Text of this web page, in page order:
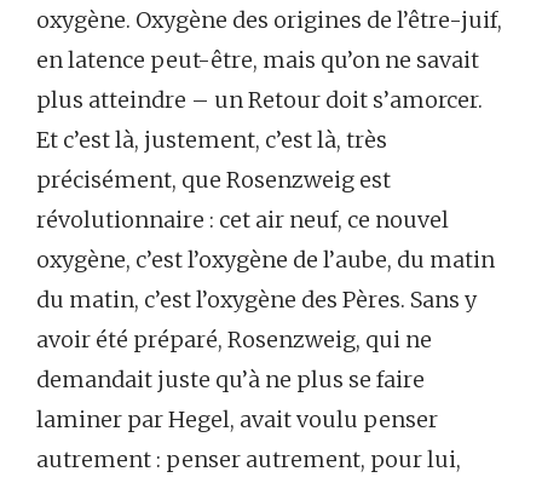
oxygène. Oxygène des origines de l’être-juif,
en latence peut-être, mais qu’on ne savait
plus atteindre – un Retour doit s’amorcer.
Et c’est là, justement, c’est là, très
précisément, que Rosenzweig est
révolutionnaire : cet air neuf, ce nouvel
oxygène, c’est l’oxygène de l’aube, du matin
du matin, c’est l’oxygène des Pères. Sans y
avoir été préparé, Rosenzweig, qui ne
demandait juste qu’à ne plus se faire
laminer par Hegel, avait voulu penser
autrement : penser autrement, pour lui,